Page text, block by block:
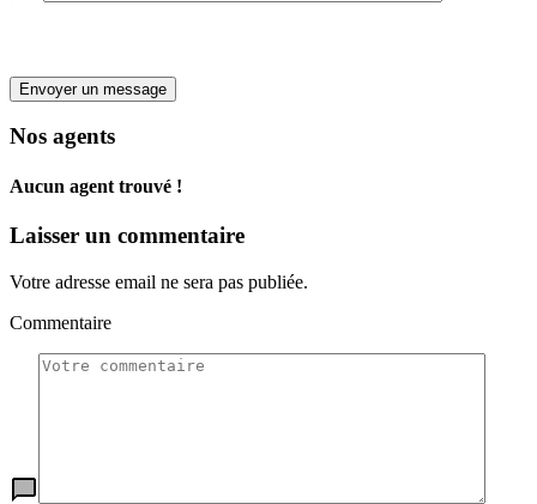
Envoyer un message
Nos agents
Aucun agent trouvé !
Laisser un commentaire
Votre adresse email ne sera pas publiée.
Commentaire